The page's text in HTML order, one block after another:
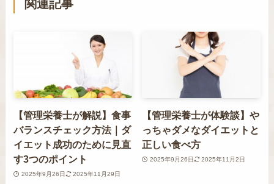
関連記事
【管理栄養士が解説】食事
バランスチェック方法｜ダ
イエット成功のために見直
す3つのポイント
2025年9月26日 2025年11月29日
【管理栄養士が体験談】や
っちゃダメなダイエットと
正しい食べ方
2025年9月26日 2025年11月2日